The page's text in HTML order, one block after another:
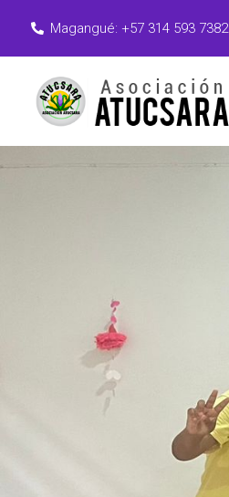
Magangué: +57 314 593 7382